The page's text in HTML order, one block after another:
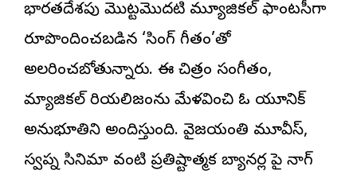
భారతదేశపు మొట్టమొదటి మ్యూజికల్ ఫాంటసీగా
రూపొందించబడిన ‘సింగ్ గీతం’తో
అలరించబోతున్నారు. ఈ చిత్రం సంగీతం,
మ్యాజికల్ రియలిజంను మేళవించి ఓ యూనిక్
అనుభూతిని అందిస్తుంది. వైజయంతి మూవీస్,
స్వప్న సినిమా వంటి ప్రతిష్టాత్మక బ్యానర్ల పై నాగ్